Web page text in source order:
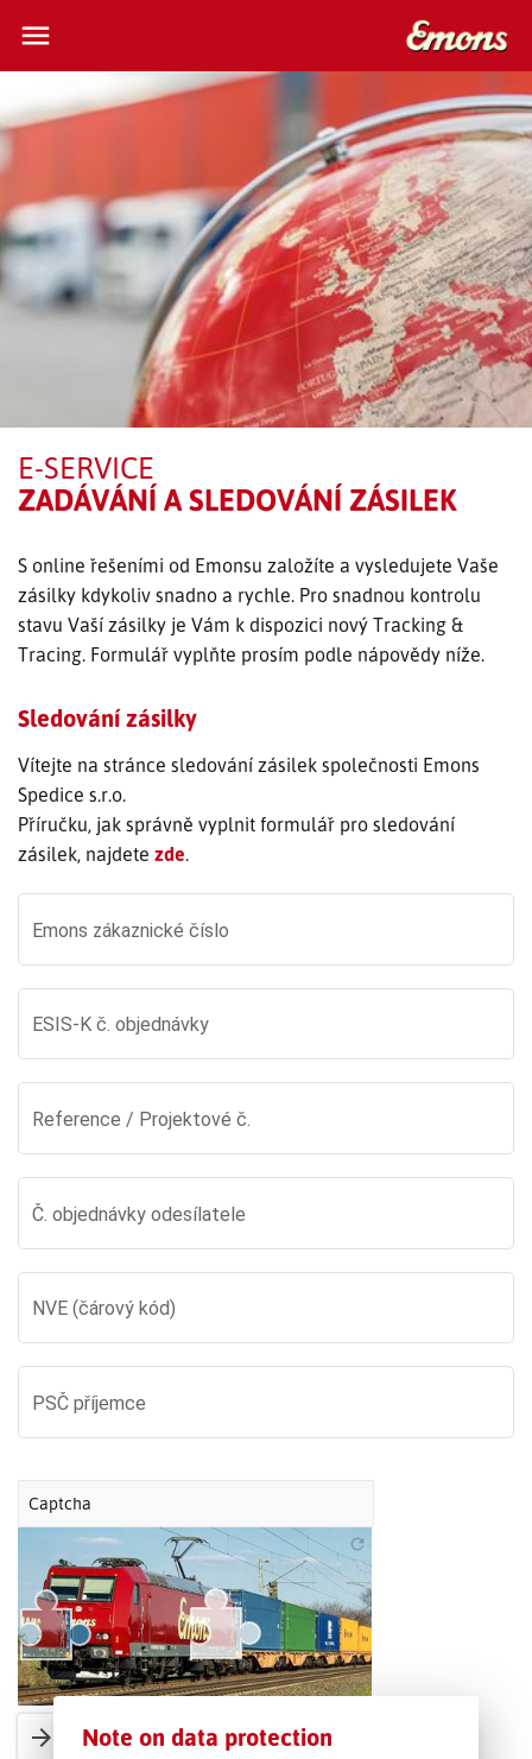
menu
close search
O NÁS
NOVINKY
ZÁKAZNICKÁ ZÓNA
EMONS SLOVAKIA
SLEDOVÁNÍ ZÁSILKY
POPTÁVKA PŘEPRAVY
E-SERVICE
ZADÁVÁNÍ A SLEDOVÁNÍ ZÁSILEK
S online řešeními od Emonsu založíte a vysledujete Vaše
zásilky kdykoliv snadno a rychle. Pro snadnou kontrolu
stavu Vaší zásilky je Vám k dispozici nový Tracking &
Tracing. Formulář vyplňte prosím podle nápovědy níže.
Sledování zásilky
Vítejte na stránce sledování zásilek společnosti Emons
Spedice s.r.o.
Příručku, jak správně vyplnit formulář pro sledování
zásilek, najdete zde.
Emons zákaznické číslo
ESIS-K č. objednávky
Reference / Projektové č.
Č. objednávky odesílatele
NVE (čárový kód)
PSČ příjemce
Captcha
refresh
arrow_forward Slide right to fill puzzle
Note on data protection